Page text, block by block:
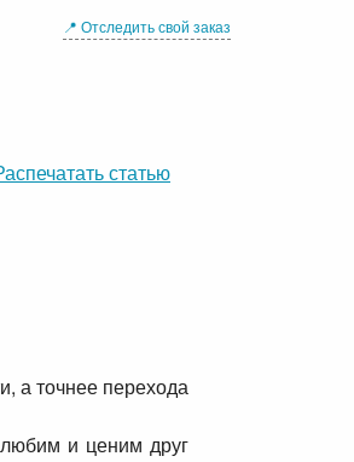
📍 Отследить свой заказ
статью
а точнее перехода
и ценим друг